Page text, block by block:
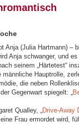
Anja (Julia Hartmann) –
Anja schwanger, und
seinem „Härtetest“
Hauptrolle,
die neben
Gegenwart spiegelt: „
Qualley, „Drive-Away
Frau ermordet wird,